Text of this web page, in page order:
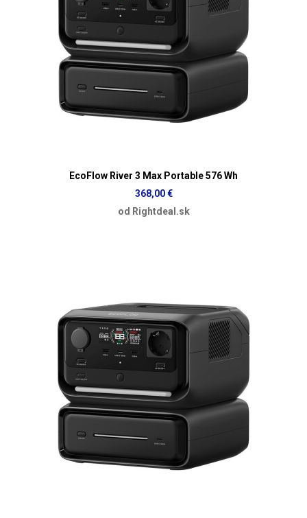
EcoFlow River 3 Max Portable 576 Wh
368,00 €
od Rightdeal.sk